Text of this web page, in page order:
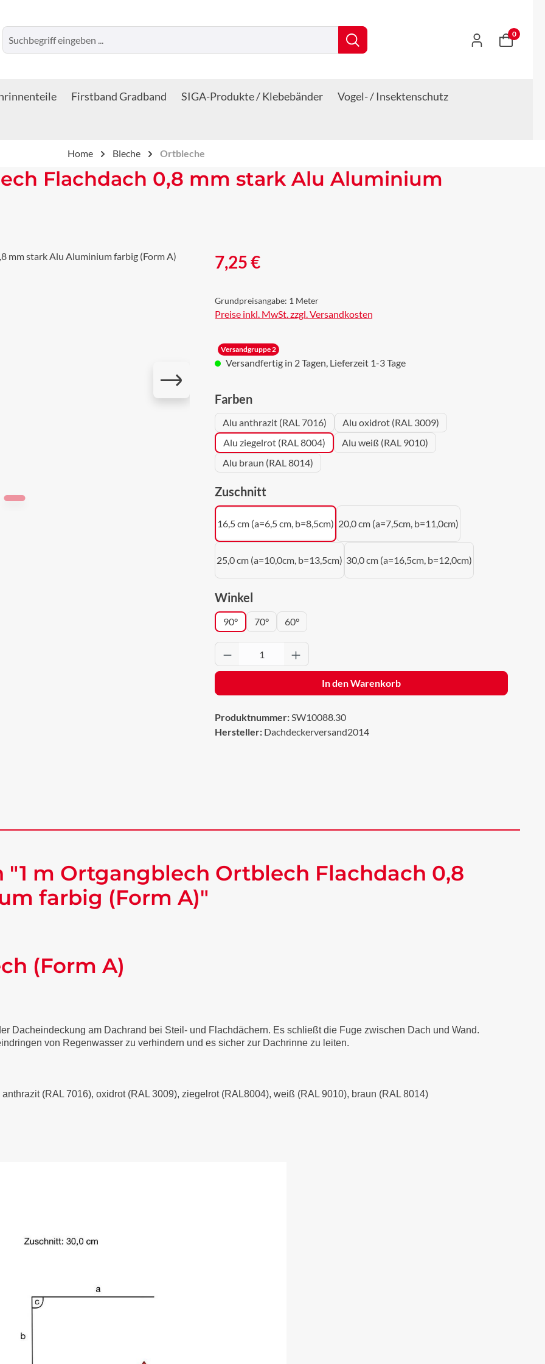
0
Firstband Gradband SIGA-Produkte / Klebebänder
Vogel- / Insektenschutz
Home Bleche Ortbleche
Flachdach 0,8 mm stark Alu Aluminium
Regulärer Preis:
7,25 €
Grundpreisangabe: 1 Meter
Preise inkl. MwSt. zzgl. Versandkosten
Versandgruppe 2
Versandfertig in 2 Tagen, Lieferzeit 1-3 Tage
Farbenauswählen
Alu anthrazit (RAL 7016)
Alu oxidrot (RAL 3009)
Alu ziegelrot (RAL 8004)
Alu weiß (RAL 9010)
Alu braun (RAL 8014)
Zuschnittauswählen
16,5 cm (a=6,5 cm, b=8,5cm) 20,0 cm (a=7,5cm, b=11,0cm)
25,0 cm (a=10,0cm, b=13,5cm) 30,0 cm (a=16,5cm, b=12,0cm)
Winkelauswählen
90° 70° 60°
Produkt Anzahl: Gib den gewünschten Wert ein
In den Warenkorb
Produktnummer:SW10088.30
Hersteller: Dachdeckerversand2014
m Ortgangblech Ortblech Flachdach 0,8
farbig (Form A)"
(Form A)
Dacheindeckung am Dachrand bei Steil- und Flachdächern. Es schließt die Fuge zwischen Dach und Wand.
von Regenwasser zu verhindern und es sicher zur Dachrinne zu leiten.
(RAL 7016), oxidrot (RAL 3009), ziegelrot (RAL8004), weiß (RAL 9010), braun (RAL 8014)